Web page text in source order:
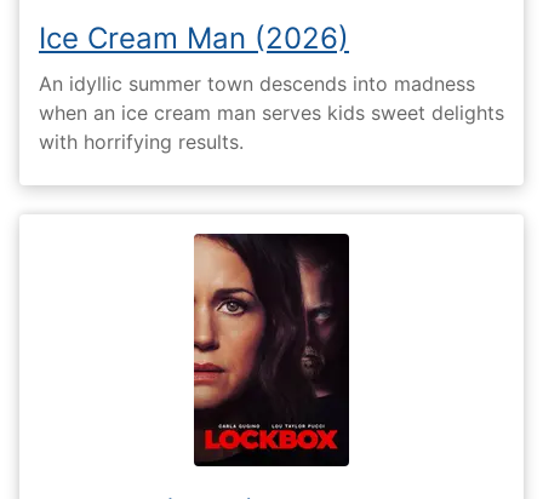
Ice Cream Man (2026)
An idyllic summer town descends into madness
when an ice cream man serves kids sweet delights
with horrifying results.